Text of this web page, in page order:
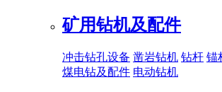
矿用钻机及配件
冲击钻孔设备 凿岩钻机 钻杆 锚
煤电钻及配件 电动钻机